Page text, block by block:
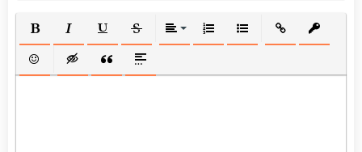
ПОЛУЖИРНЫЙ
КУРСИВПОДЧЕРКНУТЫЙ
ЗАЧЕРКНУТЫЙВЫРАВНИВАНИЕ
НУМЕРОВАННЫЙ СПИСОК
МАРКИРОВАННЫЙ
ВСТАВИТЬ
ВСТАВИТЬ СМАЙЛИК
ВСТАВКА СКРЫТОГО ТЕКСТА
ВСТАВКА ЦИТАТЫ
ВСТАВКА СПОЙЛЕРА